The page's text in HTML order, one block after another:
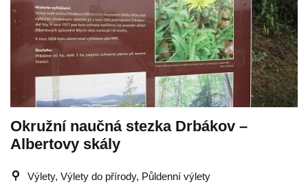
Okružní naučná stezka Drbákov –
Albertovy skály
Výlety, Výlety do přírody, Půldenní výlety